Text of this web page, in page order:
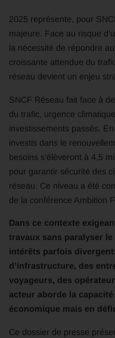
2025 représente, pour
majeure. Face au risque
la nécessité de répondre
croissante attendue du
réseau devient un enjeu
SNCF Réseau fait face à
du trafic, urgence
investissements passés.
investis dans le
besoins s’élèveront à 4,5
pour garantir sécurité des
réseau. Ce niveau a été
de la conférence Ambition
Dans ce contexte
travaux sans paralyser
intérêts parfois
d’infrastructure, des
voyageurs, des
acteur aborde la
économique mais en
Ce dossier de presse